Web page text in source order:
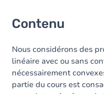
Contenu
Nous considérons des
linéaire avec ou sans
nécessairement
partie du cours est